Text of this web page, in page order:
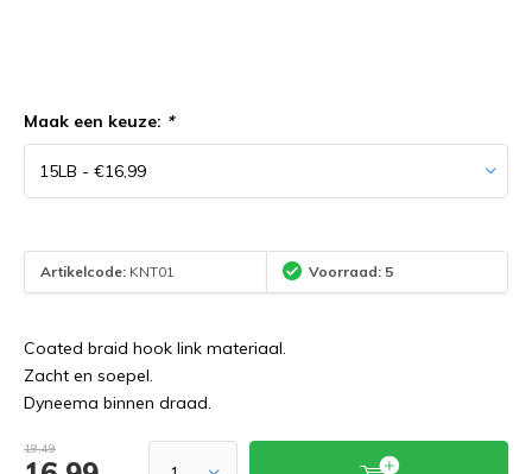
Maak een keuze: *
Artikelcode: KNT01 Voorraad: 5
Coated braid hook link materiaal.
Zacht en soepel.
Dyneema binnen draad.
19,49